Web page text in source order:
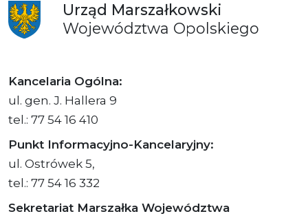
Urząd Marszałkowski
Województwa Opolskiego
Kancelaria Ogólna:
ul. gen. J. Hallera 9
tel.: 77 54 16 410
Punkt Informacyjno-Kancelaryjny:
ul. Ostrówek 5,
tel.: 77 54 16 332
Sekretariat Marszałka Województwa